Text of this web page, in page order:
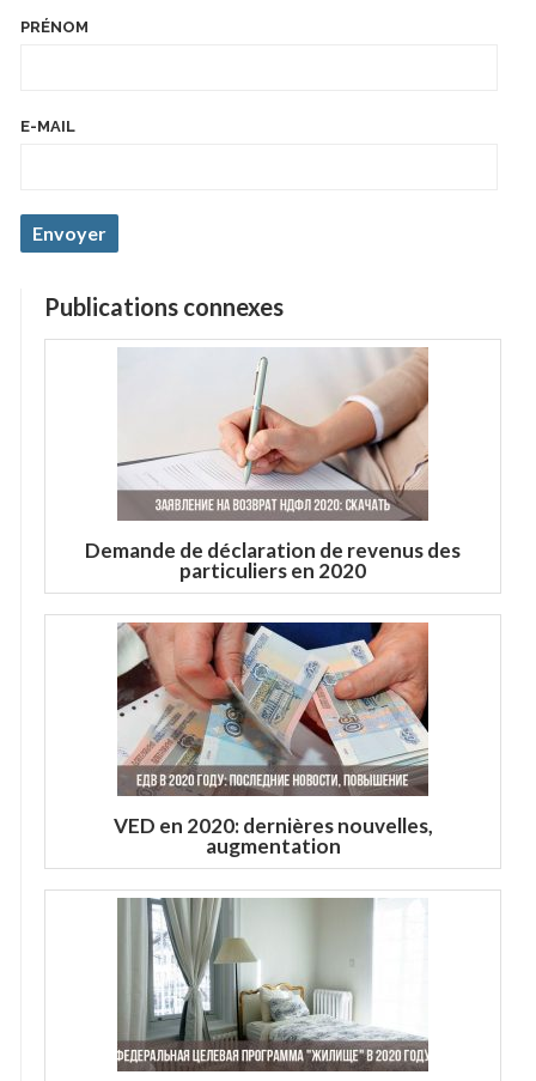
PRÉNOM
E-MAIL
Publications connexes
Demande de déclaration de revenus des
particuliers en 2020
VED en 2020: dernières nouvelles,
augmentation